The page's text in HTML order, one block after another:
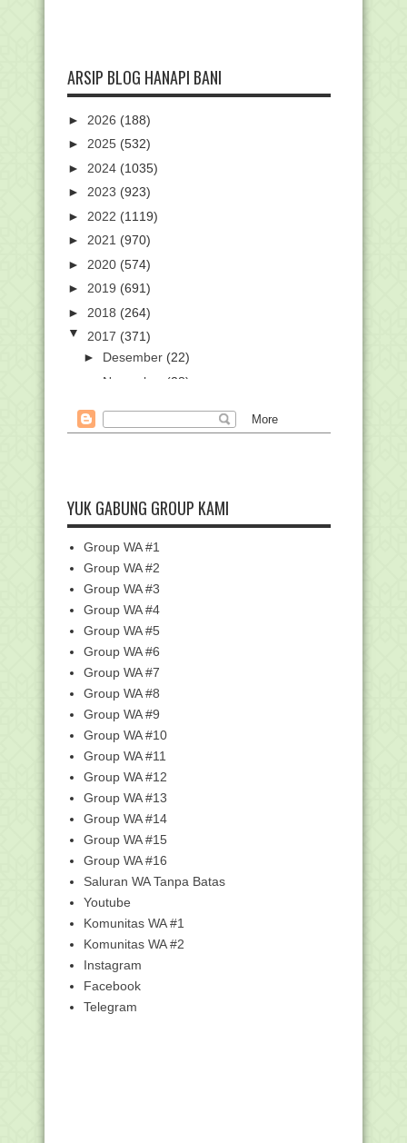
ARSIP BLOG HANAPI BANI
► 2026 (188)
► 2025 (532)
► 2024 (1035)
► 2023 (923)
► 2022 (1119)
► 2021 (970)
► 2020 (574)
► 2019 (691)
► 2018 (264)
▼ 2017 (371)
► Desember (22)
November
(28)
►September(70)
Doa Saat Mengalami Kram atau
Kesemutan
Cara Berwudlu Anggota Badan yang
Diperban
Inilah 37 Kepangkatan Waliyullah dari
Qutub hingga...
KUMPULAN BSE K-13 BUKU SISWA
KELAS 9 SMP/MTs
KUMPULAN BSE K-13 BUKU GURU
KELAS 9 SMP/MTs
KUMPULAN BSE K-13 BUKU SISWA
KELAS 8 SMP/MTs
KUMPULAN BSE K-13 BUKU GURU
KELAS 8 SMP/MTs
KUMPULAN BSE K-13 BUKU SISWA
KELAS 7 SMP/MTs
KUMPULAN BSE K-13 BUKU GURU
KELAS 7 SMP/MTs
Download Buku K13 Revisi 2017 Kelas
5 Semester 1 S...
WALI KELAS DIHARGAI 6 JTM
NU
Ini Doa Lengkap Shalat Dhuha
2017 Kelas 7 S...
YUK GABUNG GROUP KAMI
Group WA #1
Group WA #2
Group WA #3
Group WA #4
Group WA #5
Group WA #6
Group WA #7
Group WA #8
Group WA #9
Group WA #10
Group WA #11
Group WA #12
Group WA #13
Group WA #14
Group WA #15
Group WA #16
Saluran WA Tanpa Batas
Youtube
Komunitas WA #1
Komunitas WA #2
Instagram
Facebook
Telegram